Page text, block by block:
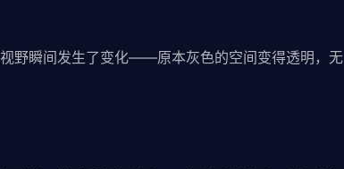
野瞬间发生了变化——原本灰色的空间变得透明，无